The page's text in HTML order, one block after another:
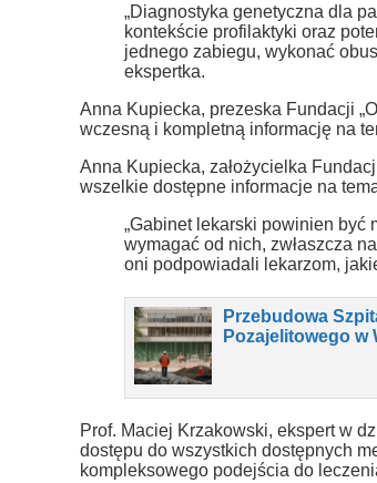
„Diagnostyka genetyczna dla
kontekście profilaktyki oraz
jednego zabiegu, wykonać
ekspertka.
Anna Kupiecka, prezeska Fundacji
wczesną i kompletną informację na
Anna Kupiecka, założycielka
wszelkie dostępne informacje na
„Gabinet lekarski powinien być
wymagać od nich, zwłaszcza
oni podpowiadali lekarzom,
Przebudowa
Pozajelitowego w
Prof. Maciej Krzakowski, ekspert w
dostępu do wszystkich dostępnych
kompleksowego podejścia do